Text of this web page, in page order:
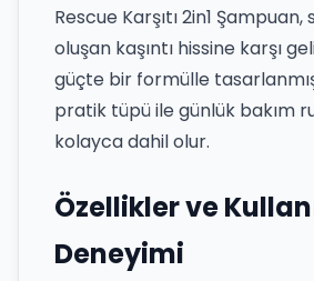
Rescue Karşıtı 2in1
oluşan kaşıntı hissine karşı
güçte bir formülle
pratik tüpü ile günlük bakım
kolayca dahil olur.
Özellikler ve
Deneyimi